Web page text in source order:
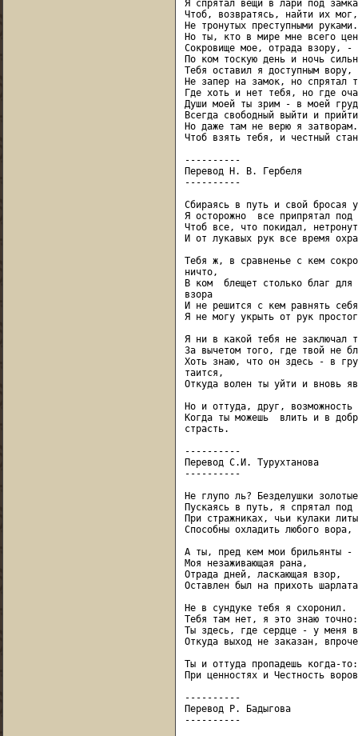
Я спрятал вещи в лари под
Чтоб, возвратясь, найти их
Не тронутых преступными руками.
Но ты, кто в мире мне всего
Сокровище мое, отрада взору, -
По ком тоскую день и ночь
Тебя оставил я доступным вору,
Не запер на замок, но спрятал
Где хоть и нет тебя, но где
Души моей ты зрим - в моей
Всегда свободный выйти и
Но даже там не верю я затворам.
Чтоб взять тебя, и честный
----------
Перевод Н. В. Гербеля
----------
Сбираясь в путь и свой бросая
Я осторожно  все припрятал под
Чтоб все, что покидал,
И от лукавых рук все время
Тебя ж, в сравненье с кем
ничто,
В ком  блещет столько благ для
взора
И не решится с кем равнять
Я не могу укрыть от рук
Я ни в какой тебя не заключал
За вычетом того, где твой не
Хоть знаю, что он здесь - в
таится,
Откуда волен ты уйти и вновь
Но и оттуда, друг, возможность
Когда ты можешь  влить и в
страсть.
----------
Перевод С.И. Турухтанова
----------
Не глупо ль? Безделушки
Пускаясь в путь, я спрятал под
При стражниках, чьи кулаки
Способны охладить любого вора,
А ты, пред кем мои брильянты -
Моя незаживающая рана,
Отрада дней, ласкающая взор,
Оставлен был на прихоть
Не в сундуке тебя я схоронил.
Тебя там нет, я это знаю точно:
Ты здесь, где сердце - у меня
Откуда выход не заказан,
Ты и оттуда пропадешь когда-то:
При ценностях и Честность
----------
Перевод Р. Бадыгова
----------